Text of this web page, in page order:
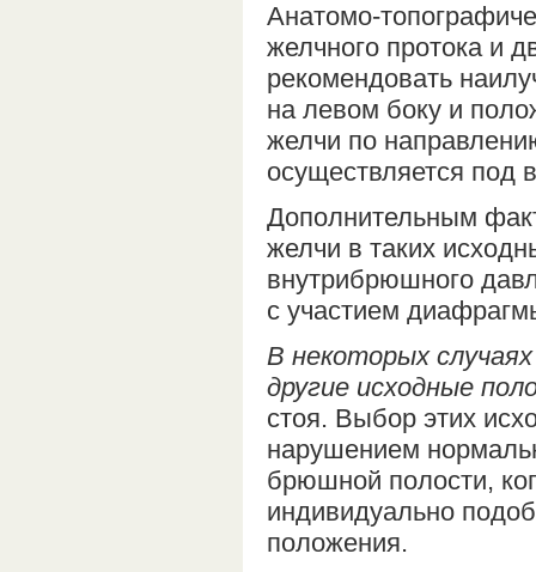
Анатомо-
желчного протока и
рекомендовать
на левом боку и
желчи по
осуществляется под
Дополнительным
желчи в таких
внутрибрюшного
с участием
В некоторых
другие исходные
стоя. Выбор этих
нарушением
брюшной полости,
индивидуально
положения.